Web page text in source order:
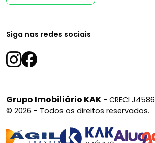
Siga nas redes sociais
Grupo Imobiliário KAK - CRECI J4586
© 2026 - Todos os direitos reservados.